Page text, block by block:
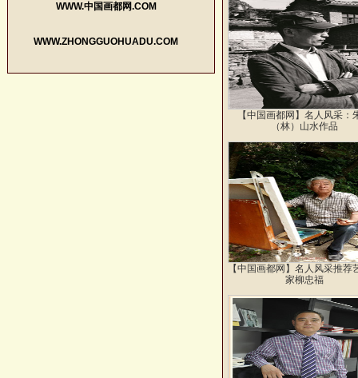
WWW.中国画都网.COM
WWW.ZHONGGUOHUADU.COM
【中国画都网】名人风采：
（林）山水作品
【中国画都网】名人风采推荐
家柳忠福